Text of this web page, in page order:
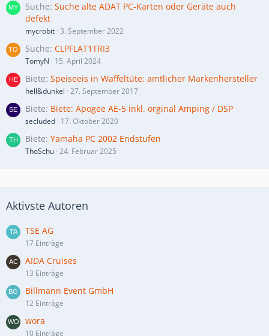
Suche Suche alte ADAT PC-Karten oder Geräte auch
defekt
mycrobit 3. September 2022
Suche CLPFLAT1TRI3
TomyN 15. April 2024
Biete Speiseeis in Waffeltüte; amtlicher Markenhersteller
hell&dunkel 27. September 2017
Biete Biete: Apogee AE-5 inkl. orginal Amping / DSP
secluded 17. Oktober 2020
Biete Yamaha PC 2002 Endstufen
ThoSchu 24. Februar 2025
Aktivste Autoren
TSE AG
17 Einträge
AIDA Cruises
13 Einträge
Billmann Event GmbH
12 Einträge
wora
10 Einträge